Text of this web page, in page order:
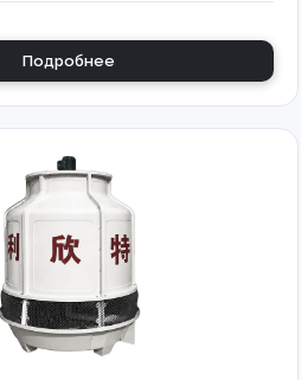
Подробнее